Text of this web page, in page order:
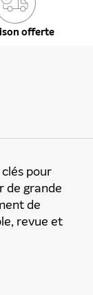
offerte
pour
de grande
de
revue et